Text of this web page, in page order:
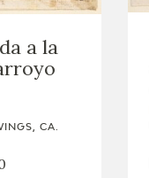
a la
CA.